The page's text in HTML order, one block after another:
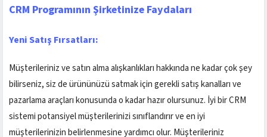
CRM Programının Şirketinize Faydaları
Yeni Satış Fırsatları:
Müşterileriniz ve satın alma alışkanlıkları hakkında ne kadar çok şey
bilirseniz, siz de ürününüzü satmak için gerekli satış kanalları ve
pazarlama araçları konusunda o kadar hazır olursunuz. İyi bir CRM
sistemi potansiyel müşterilerinizi sınıflandırır ve en iyi
müşterilerinizin belirlenmesine yardımcı olur. Müşterileriniz